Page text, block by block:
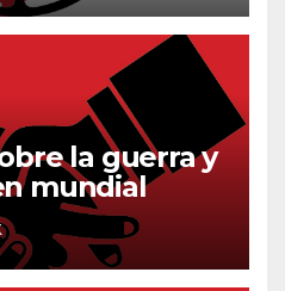
la guerra y
mundial